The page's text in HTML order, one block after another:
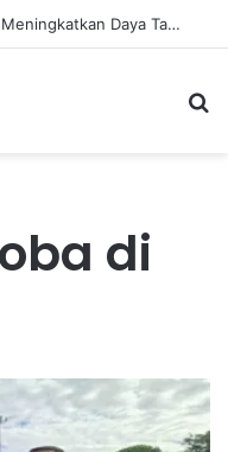
Strategi Kesehatan Harian untuk Meningkatkan Daya Tahan Tubuh dalam Beraktivitas
di